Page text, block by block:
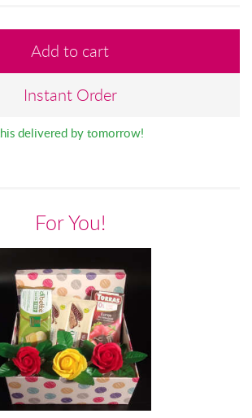
Add to cart
Instant Order
delivered by tomorrow!
For You!